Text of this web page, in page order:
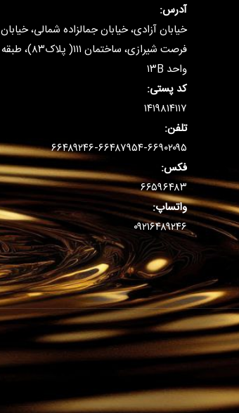
آدرس:
خیابان آزادی، خیابان جمالزاده شمالی، خیابان
واحد ۱۳B
کد پستی:
۱۴۱۹۸۱۴۱۱۷
تلفن:
۶۶۴۸۹۲۴۶-۶۶۴۸۷۹۵۴-۶۶۹۰۲۰۹۵
فکس:
۶۶۵۹۶۴۸۳
واتساپ:
۰۹۲۱۶۴۸۹۲۴۶